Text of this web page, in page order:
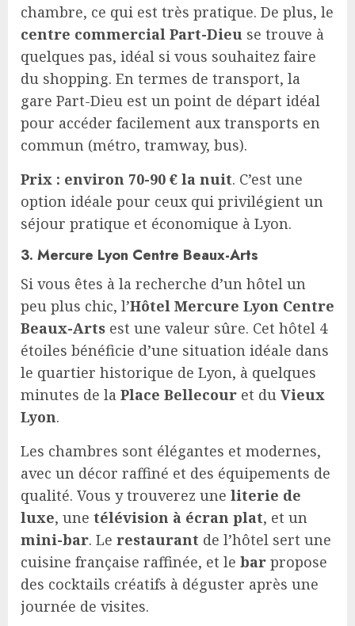
chambre, ce qui est très pratique. De plus, le
centre commercial Part-Dieu se trouve à
quelques pas, idéal si vous souhaitez faire
du shopping. En termes de transport, la
gare Part-Dieu est un point de départ idéal
pour accéder facilement aux transports en
commun (métro, tramway, bus).
Prix : environ 70-90 € la nuit. C’est une
option idéale pour ceux qui privilégient un
séjour pratique et économique à Lyon.
3. Mercure Lyon Centre Beaux-Arts
Si vous êtes à la recherche d’un hôtel un
peu plus chic, l’Hôtel Mercure Lyon Centre
Beaux-Arts est une valeur sûre. Cet hôtel 4
étoiles bénéficie d’une situation idéale dans
le quartier historique de Lyon, à quelques
minutes de la Place Bellecour et du Vieux
Lyon.
Les chambres sont élégantes et modernes,
avec un décor raffiné et des équipements de
qualité. Vous y trouverez une literie de
luxe, une télévision à écran plat, et un
mini-bar. Le restaurant de l’hôtel sert une
cuisine française raffinée, et le bar propose
des cocktails créatifs à déguster après une
journée de visites.